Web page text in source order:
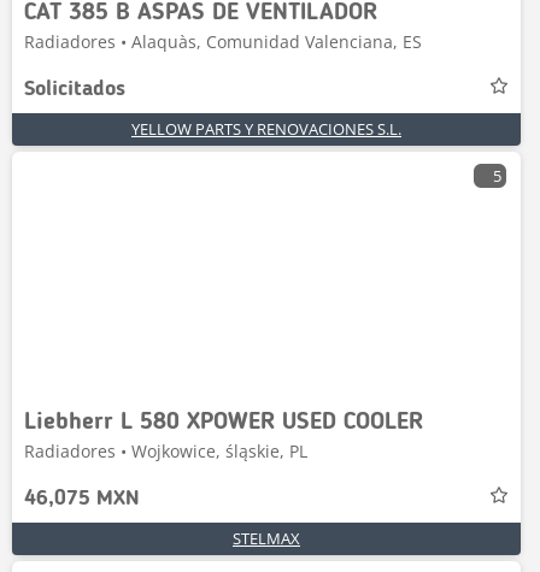
CAT 385 B ASPAS DE VENTILADOR
Radiadores • Alaquàs, Comunidad Valenciana, ES
Solicitados
YELLOW PARTS Y RENOVACIONES S.L.
5
Liebherr L 580 XPOWER USED COOLER
Radiadores • Wojkowice, śląskie, PL
46,075 MXN
STELMAX